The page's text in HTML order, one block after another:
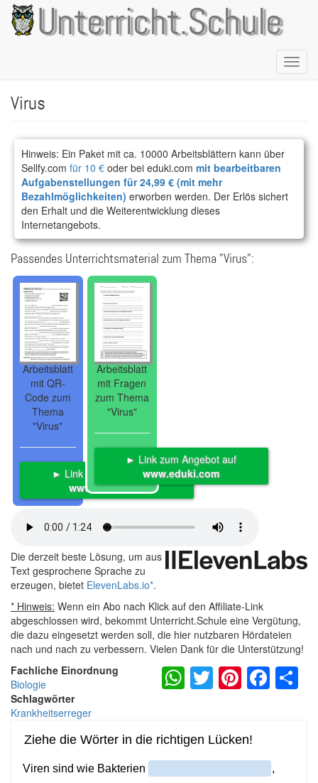
Direkt
zum
Inhalt
Unterricht.Schule
Virus
Hinweis: Ein Paket mit ca. 10000 Arbeitsblättern kann über
Sellfy.com für 10 € oder bei eduki.com mit bearbeitbaren
Aufgabenstellungen für 24,99 € (mit mehr
Bezahlmöglichkeiten) erworben werden. Der Erlös sichert
den Erhalt und die Weiterentwicklung dieses
Internetangebots.
Passendes Unterrichtsmaterial zum Thema "Virus":
Arbeitsblatt
mit QR-
Code zum
Thema
"Virus"
► Link zum Angebot auf
www.eduki.com
Arbeitsblatt
mit Fragen
zum Thema
"Virus"
► Link zum Angebot auf
www.eduki.com
Die derzeit beste Lösung, um aus
Text gesprochene Sprache zu
erzeugen, bietet ElevenLabs.io*.
* Hinweis: Wenn ein Abo nach Klick auf den Affiliate-Link
abgeschlossen wird, bekommt Unterricht.Schule eine Vergütung,
die dazu eingesetzt werden soll, die hier nutzbaren Hördateien
nach und nach zu verbessern. Vielen Dank für die Unterstützung!
Fachliche Einordnung
Biologie
Schlagwörter
Krankheitserreger
WhatsApp
Twitter